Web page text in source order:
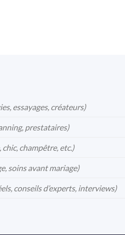
essayages, créateurs)
prestataires)
champêtre, etc.)
soins avant mariage)
conseils d’experts, interviews)